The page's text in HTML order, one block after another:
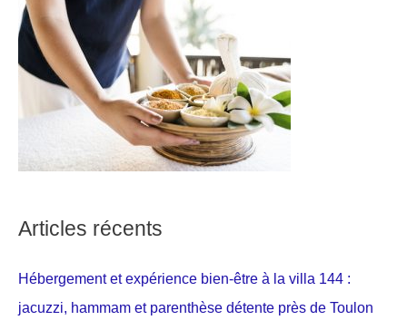
Articles récents
Hébergement et expérience bien-être à la villa 144 :
jacuzzi, hammam et parenthèse détente près de Toulon